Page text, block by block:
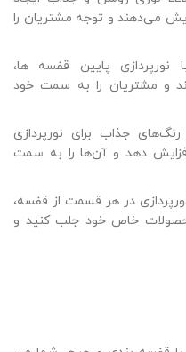
می‌دهند و توجه مشتریان را
نورپردازی پایین قفسه ها،
و مشتریان را به سمت خود
جذاب برای نورپردازی
دهد و آن‌ها را به سمت
در هر قسمت از قفسه،
خاص خود جلب کنید و